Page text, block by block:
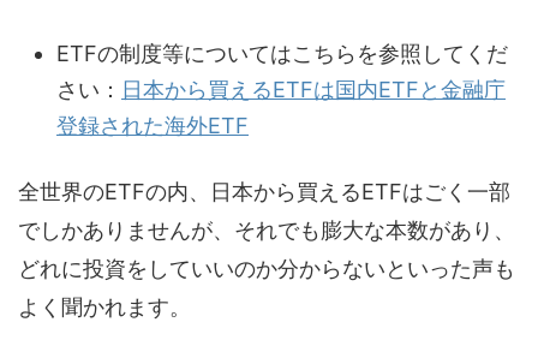
ETFの制度等についてはこちらを参照してくだ
さい： 日本から買えるETFは国内ETFと金融庁
登録された海外ETF
全世界のETFの内、日本から買えるETFはごく一部
でしかありませんが、それでも膨大な本数があり、
どれに投資をしていいのか分からないといった声も
よく聞かれます。